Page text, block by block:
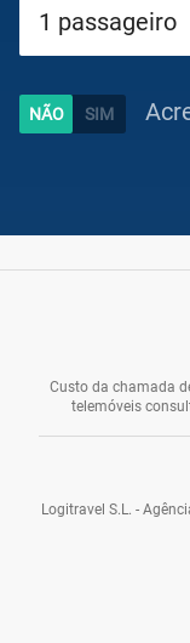
Circuitos
Caraíbas
Custo da chamada
telemóveis
Logitravel S.L. -